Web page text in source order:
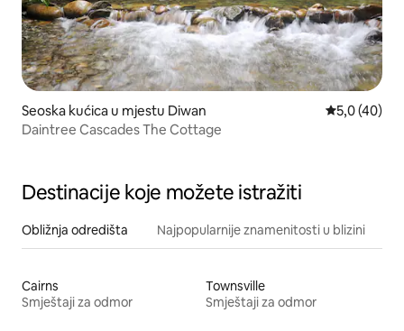
Seoska kućica u mjestu Diwan Prosječna
5,0 (40)
Daintree Cascades The Cottage
Destinacije koje možete istražiti
Obližnja odredišta Najpopularnije znamenitosti u blizini
Cairns
Smještaji za odmor
Townsville
Smještaji za odmor